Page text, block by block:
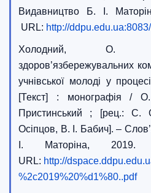
Видавництво Б. І.
URL: http://
Холодний, О.
здоров’язбережувальних
учнівської молоді у
[Текст] : монографія /
Пристинський ; [рец.:
Осіпцов, В. І. Бабич]. –
І. Маторіна,
URL: http://
%2c2019%20%d1%80..pdf